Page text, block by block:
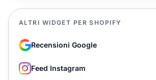
ALTRI WIDGET PER SHOPIFY
Recensioni Google
Feed Instagram